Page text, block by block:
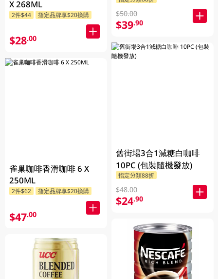
X 268ML
2件$44 指定品牌享$20換購
$28.00
雀巢咖啡香滑咖啡 6 X
250ML
2件$62 指定品牌享$20換購
$47.00
$50.00
$39.90
舊街場3合1減糖白咖啡
10PC (包裝隨機發放)
指定分類88折
$48.00
$24.90